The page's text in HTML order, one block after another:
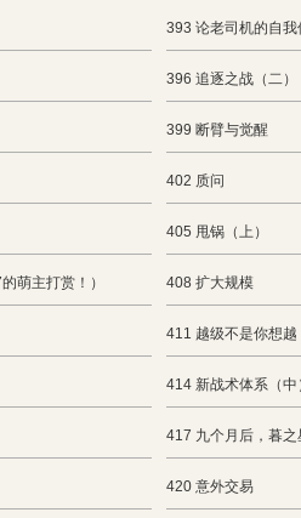
393 论老司机的自我
396 追逐之战（二）
399 断臂与觉醒
402 质问
405 甩锅（上）
萌主打赏！） 408 扩大规模
411 越级不是你想
414 新战术体系（中
417 九个月后，暮之
420 意外交易